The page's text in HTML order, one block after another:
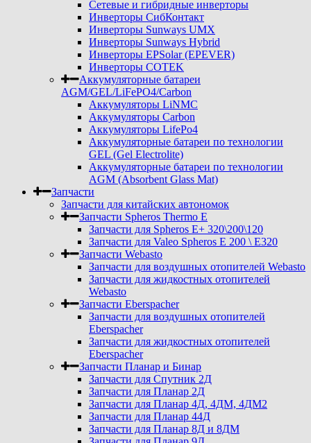
Сетевые и гибридные инверторы
Инверторы СибКонтакт
Инверторы Sunways UMX
Инверторы Sunways Hybrid
Инверторы EPSolar (EPEVER)
Инверторы COTEK
Аккумуляторные батареи
AGM/GEL/LiFePO4/Carbon
Аккумуляторы LiNMC
Аккумуляторы Carbon
Аккумуляторы LifePo4
Аккумуляторные батареи по технологии
GEL (Gel Electrolite)
Аккумуляторные батареи по технологии
AGM (Absorbent Glass Mat)
Запчасти
Запчасти для китайских автономок
Запчасти Spheros Thermo E
Запчасти для Spheros E+ 320\200\120
Запчасти для Valeo Spheros E 200 \ E320
Запчасти Webasto
Запчасти для воздушных отопителей Webasto
Запчасти для жидкостных отопителей
Webasto
Запчасти Eberspacher
Запчасти для воздушных отопителей
Eberspacher
Запчасти для жидкостных отопителей
Eberspacher
Запчасти Планар и Бинар
Запчасти для Спутник 2Д
Запчасти для Планар 2Д
Запчасти для Планар 4Д, 4ДМ, 4ДМ2
Запчасти для Планар 44Д
Запчасти для Планар 8Д и 8ДМ